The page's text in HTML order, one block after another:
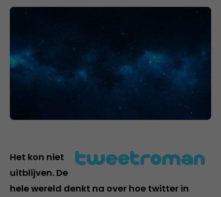
Het kon niet
uitblijven. De
hele wereld denkt na over hoe twitter in